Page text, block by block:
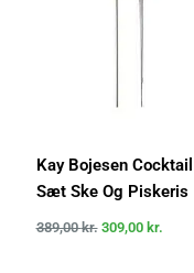
Kay Bojesen Cocktail
Sæt Ske Og Piskeris
389,00kr. 309,00 kr.